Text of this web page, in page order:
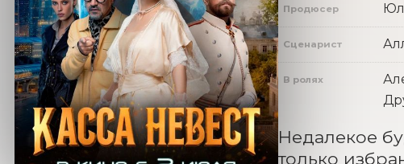
Продюсер
Сценарист
В ролях
Недалекое
только